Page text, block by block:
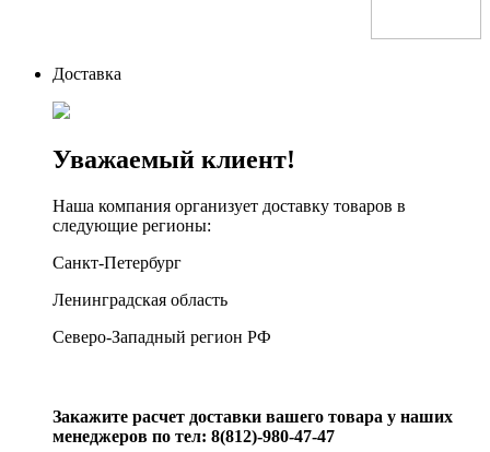
Доставка
Уважаемый клиент!
Наша компания организует доставку товаров в
следующие регионы:
Санкт-Петербург
Ленинградская область
Северо-Западный регион РФ
Закажите расчет доставки вашего товара у наших
менеджеров по тел: 8(812)-980-47-47